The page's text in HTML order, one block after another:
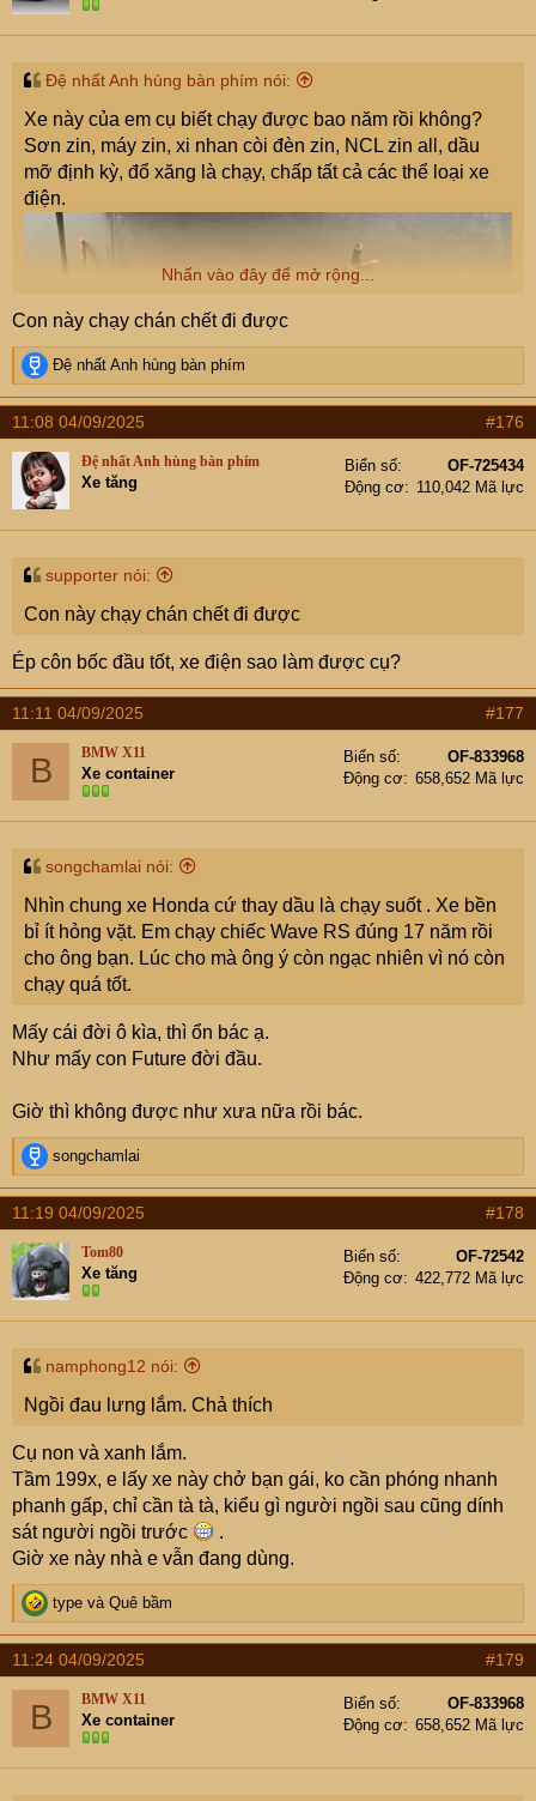
Đệ nhất Anh hùng bàn phím nói:
Xe này của em cụ biết chạy được bao năm rồi không?
Sơn zin, máy zin, xi nhan còi đèn zin, NCL zin all, dầu
mỡ định kỳ, đổ xăng là chạy, chấp tất cả các thể loại xe
điện.
Nhấn vào đây để mở rộng...
Con này chạy chán chết đi được
R
e
a
c
t
i
o
n
s
Đệ nhất Anh hùng bàn phím
11:08 04/09/2025 #176
Đệ nhất Anh hùng bàn phím
Xe tăng
Biển số
OF-725434
Động cơ
110,042 Mã lực
supporter nói:
Con này chạy chán chết đi được
Ép côn bốc đầu tốt, xe điện sao làm được cụ?
11:11 04/09/2025 #177
B BMW X11
Xe container
Biển số
OF-833968
Động cơ
658,652 Mã lực
songchamlai nói:
Nhìn chung xe Honda cứ thay dầu là chạy suốt . Xe bền
bỉ ít hỏng vặt. Em chạy chiếc Wave RS đúng 17 năm rồi
cho ông bạn. Lúc cho mà ông ý còn ngạc nhiên vì nó còn
chạy quá tốt.
Mấy cái đời ô kìa, thì ổn bác ạ.
Như mấy con Future đời đầu.
Giờ thì không được như xưa nữa rồi bác.
R
e
a
c
t
i
o
n
s
songchamlai
11:19 04/09/2025 #178
Tom80
Xe tăng
Biển số
OF-72542
Động cơ
422,772 Mã lực
namphong12 nói:
Ngồi đau lưng lắm. Chả thích
Cụ non và xanh lắm.
Tầm 199x, e lấy xe này chở bạn gái, ko cần phóng nhanh
phanh gấp, chỉ cần tà tà, kiểu gì người ngồi sau cũng dính
sát người ngồi trước
.
Giờ xe này nhà e vẫn đang dùng.
R
e
a
c
t
n
s
type và Quê bầm
11:24 04/09/2025 #179
B BMW X11
Xe container
Biển số
OF-833968
Động cơ
658,652 Mã lực